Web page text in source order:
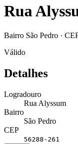
Rua
Bairro São Pedro ·
Válido
Detalhes
Logradouro
Rua Alyssum
Bairro
São Pedro
CEP
56288-261